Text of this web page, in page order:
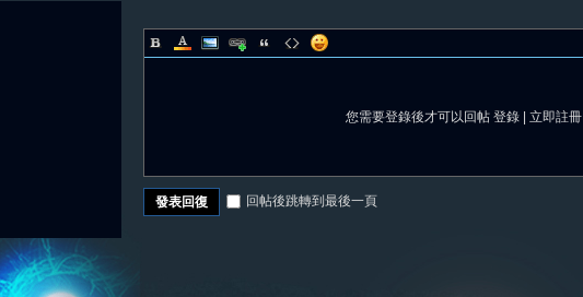
您需要登錄後才可以回帖 登錄 立即註冊
發表回復 回帖後跳轉到最後一頁